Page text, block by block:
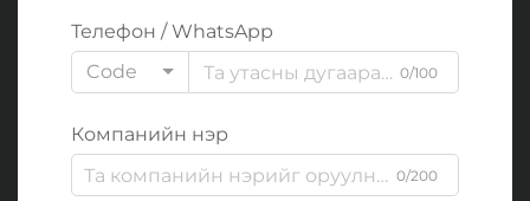
Телефон / WhatsApp
Code
0/100
Компанийн нэр
0/200